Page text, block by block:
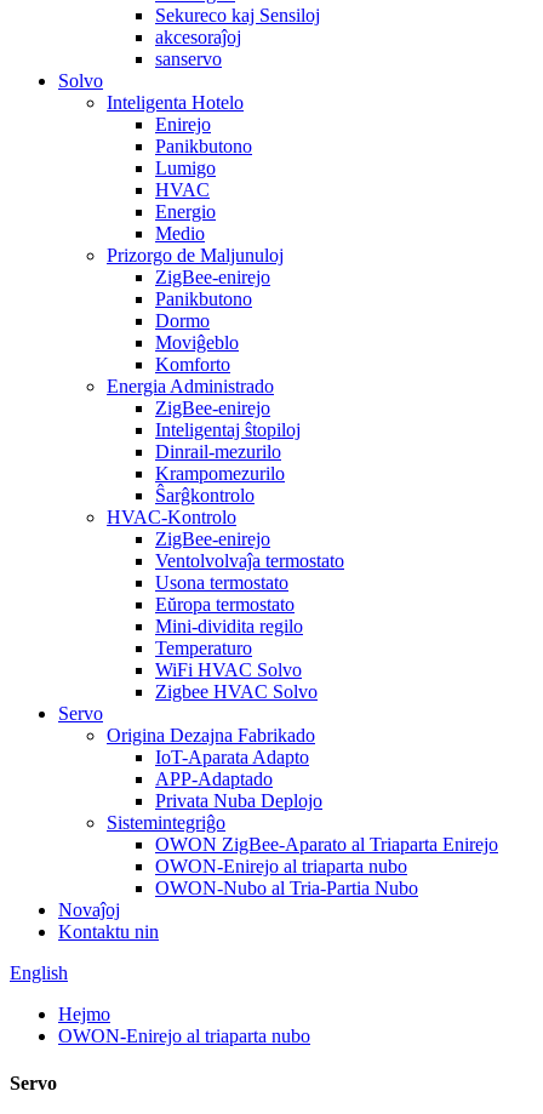
Sekureco kaj Sensiloj
akcesoraĵoj
sanservo
Solvo
Inteligenta Hotelo
Enirejo
Panikbutono
Lumigo
HVAC
Energio
Medio
Prizorgo de Maljunuloj
ZigBee-enirejo
Panikbutono
Dormo
Moviĝeblo
Komforto
Energia Administrado
ZigBee-enirejo
Inteligentaj ŝtopiloj
Dinrail-mezurilo
Krampomezurilo
Ŝarĝkontrolo
HVAC-Kontrolo
ZigBee-enirejo
Ventolvolvaĵa termostato
Usona termostato
Eŭropa termostato
Mini-dividita regilo
Temperaturo
WiFi HVAC Solvo
Zigbee HVAC Solvo
Servo
Origina Dezajna Fabrikado
IoT-Aparata Adapto
APP-Adaptado
Privata Nuba Deplojo
Sistemintegriĝo
OWON ZigBee-Aparato al Triaparta Enirejo
OWON-Enirejo al triaparta nubo
OWON-Nubo al Tria-Partia Nubo
Novaĵoj
Kontaktu nin
English
Hejmo
OWON-Enirejo al triaparta nubo
Servo